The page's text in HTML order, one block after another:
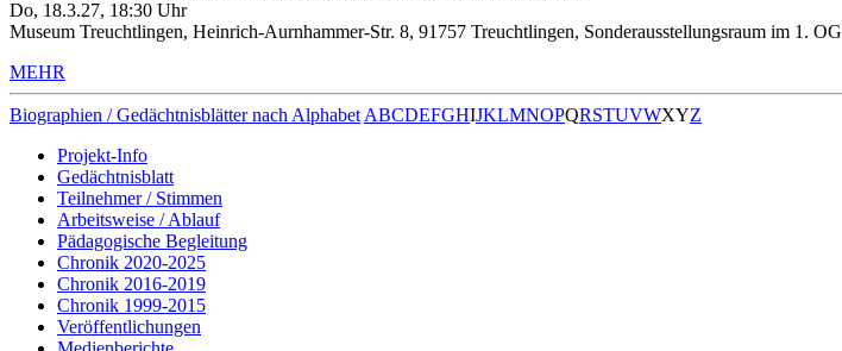
Do, 18.3.27, 18:30 Uhr
Museum Treuchtlingen, Heinrich-Aurnhammer-Str. 8, 91757 Treuchtlingen, Sonderausstellungsraum im 1. OG
MEHR
Biographien / Gedächtnisblätter nach Alphabet ABCDEFGHIJKLMNOPQRSTUVWXYZ
Projekt-Info
Gedächtnisblatt
Teilnehmer / Stimmen
Arbeitsweise / Ablauf
Pädagogische Begleitung
Chronik 2020-2025
Chronik 2016-2019
Chronik 1999-2015
Veröffentlichungen